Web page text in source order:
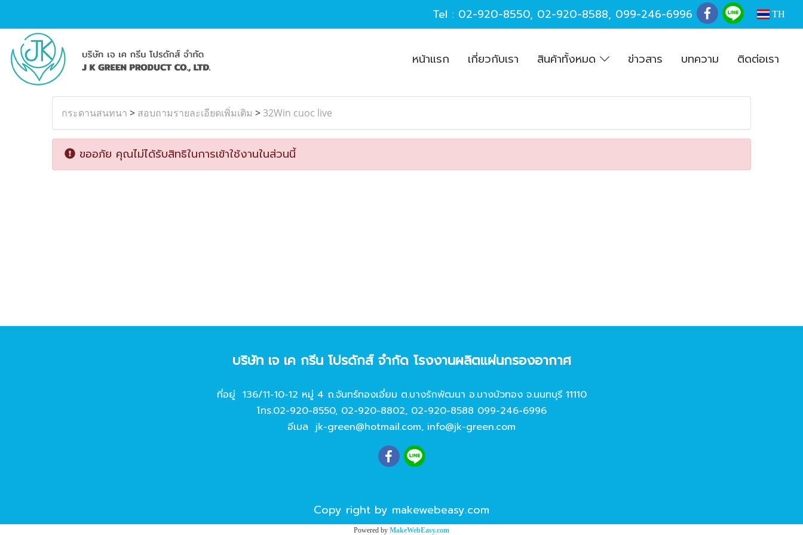
Tel : 02-920-8550, 02-920-8588, 099-246-6996 TH
หน้าแรก เกี่ยวกับเรา สินค้าทั้งหมด ข่าวสาร บทความ ติดต่อเรา
กระดานสนทนา > สอบถามรายละเอียดเพิ่มเติม > 32Win cuoc live
ขออภัย คุณไม่ได้รับสิทธิในการเข้าใช้งานในส่วนนี้
บริษัท เจ เค กรีน โปรดักส์ จํากัด โรงงานผลิตแผ่นกรองอากาศ
ที่อยู่ 136/11-10-12 หมู่ 4 ถ.จันทร์ทองเอี่ยม ต.บางรักพัฒนา อ.บางบัวทอง จ.นนทบุรี 11110
โทร.02-920-8550, 02-920-8802, 02-920-8588 099-246-6996
อีเมล jk-green@hotmail.com, info@jk-green.com
Copy right by makewebeasy.com
Powered by MakeWebEasy.com